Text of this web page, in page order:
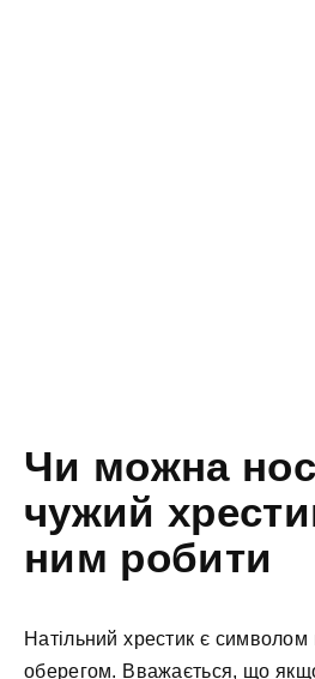
Чи можна
чужий
ним робити
Натільний хрестик є символом
оберегом. Вважається, що